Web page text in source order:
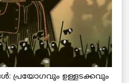
പ്രയോഗവും ഉള്ളടക്കവും